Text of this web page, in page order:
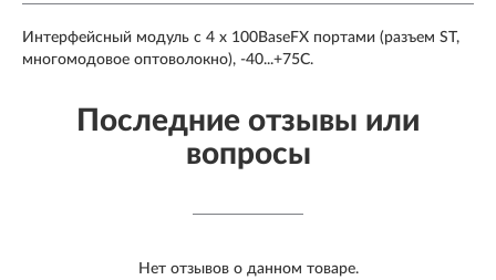
Интерфейсный модуль c 4 х 100BaseFX портами (разъем SТ,
многомодовое оптоволокно), -40...+75C.
Последние отзывы или
вопросы
Нет отзывов о данном товаре.